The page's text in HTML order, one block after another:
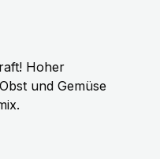
Hoher
und Gemüse